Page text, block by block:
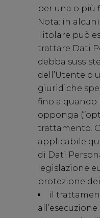
per una o più
Nota: in
Titolare può
trattare Dati
debba
dell’Utente o
giuridiche
fino a quando
opponga
trattamento.
applicabile
di Dati
legislazione
protezione
il